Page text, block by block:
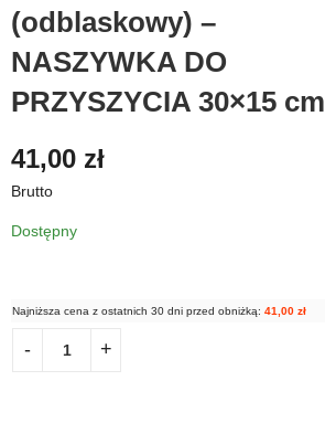
(odblaskowy) –
NASZYWKA DO
PRZYSZYCIA 30×15 cm
41,00 zł
Brutto
Dostępny
Najniższa cena z ostatnich 30 dni przed obniżką: 41,00 zł